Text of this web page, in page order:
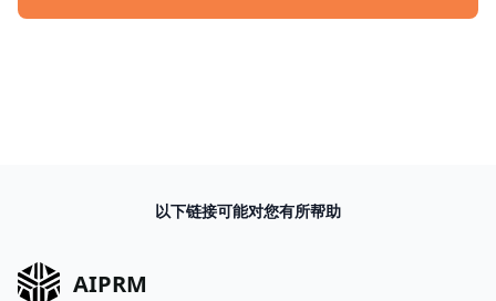
以下链接可能对您有所帮助
AIPRM